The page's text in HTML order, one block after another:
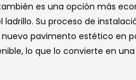
es una opción más
Su proceso de
pavimento estético en
lo que lo convierte en